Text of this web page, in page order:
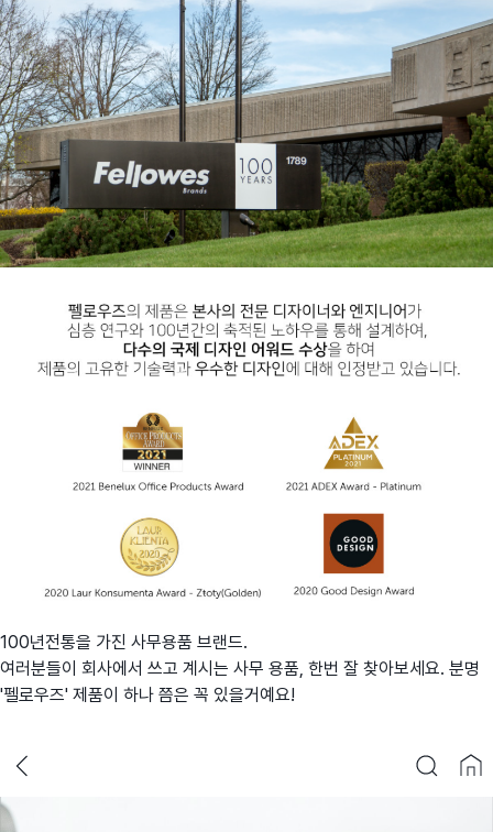
100년전통을 가진 사무용품 브랜드.
여러분들이 회사에서 쓰고 계시는 사무 용품, 한번 잘 찾아보세요. 분명
'펠로우즈' 제품이 하나 쯤은 꼭 있을거예요!